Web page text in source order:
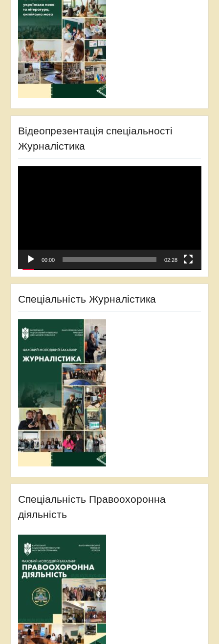
Відеопрезентація спеціальності
Журналістика
00:00 02:28
Спеціальність Журналістика
Спеціальність Правоохоронна
діяльність